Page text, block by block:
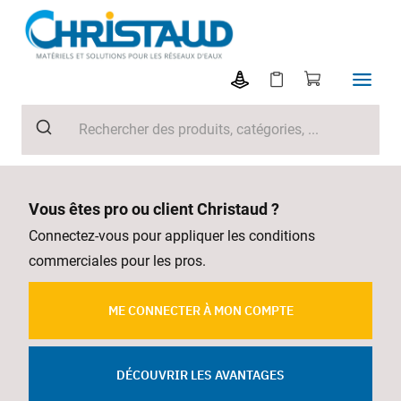
Vous êtes pro ou client Christaud ?
Connectez-vous pour appliquer les conditions
commerciales pour les pros.
ME CONNECTER À MON COMPTE
DÉCOUVRIR LES AVANTAGES